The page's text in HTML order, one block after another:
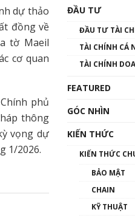
dự thảo
đồng về
tờ Maeil
cơ quan
phủ
thông
vọng dự
1/2026.
ĐẦU TƯ
ĐẦU TƯ TÀI
TÀI CHÍNH CÁ
TÀI CHÍNH
FEATURED
GÓC NHÌN
KIẾN THỨC
KIẾN THỨC
BẢO MẬT
CHAIN
KỸ THUẬT